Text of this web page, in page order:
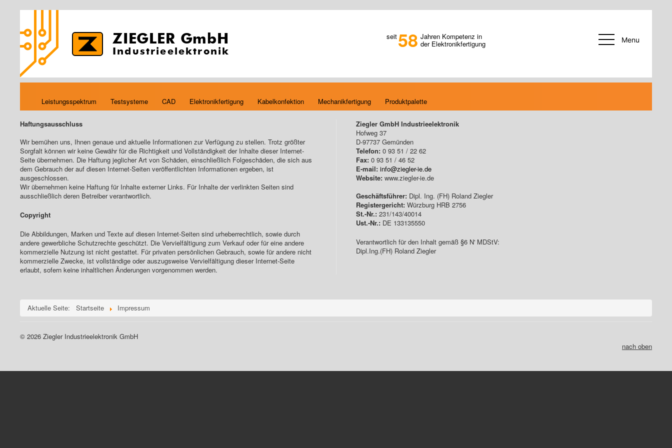
ZIEGLER GmbH
Industrieelektronik
seit58 Jahren Kompetenz in
der Elektronikfertigung Menu
Leistungsspektrum Testsysteme CAD Elektronikfertigung Kabelkonfektion Mechanikfertigung Produktpalette
Haftungsausschluss
Wir bemühen uns, Ihnen genaue und aktuelle Informationen zur Verfügung zu stellen. Trotz größter
Sorgfalt können wir keine Gewähr für die Richtigkeit und Vollständigkeit der Inhalte dieser Internet-
Seite übernehmen. Die Haftung jeglicher Art von Schäden, einschließlich Folgeschäden, die sich aus
dem Gebrauch der auf diesen Internet-Seiten veröffentlichten Informationen ergeben, ist
ausgeschlossen.
Wir übernehmen keine Haftung für Inhalte externer Links. Für Inhalte der verlinkten Seiten sind
ausschließlich deren Betreiber verantwortlich.
Copyright
Die Abbildungen, Marken und Texte auf diesen Internet-Seiten sind urheberrechtlich, sowie durch
andere gewerbliche Schutzrechte geschützt. Die Vervielfältigung zum Verkauf oder für eine andere
kommerzielle Nutzung ist nicht gestattet. Für privaten persönlichen Gebrauch, sowie für andere nicht
kommerzielle Zwecke, ist vollständige oder auszugsweise Vervielfältigung dieser Internet-Seite
erlaubt, sofern keine inhaltlichen Änderungen vorgenommen werden.
Ziegler GmbH Industrieelektronik
Hofweg 37
D-97737 Gemünden
Telefon: 0 93 51 / 22 62
Fax: 0 93 51 / 46 52
E-mail: info@ziegler-ie.de
Website: www.ziegler-ie.de
Geschäftsführer: Dipl. Ing. (FH) Roland Ziegler
Registergericht: Würzburg HRB 2756
St.-Nr.: 231/143/40014
Ust.-Nr.: DE 133135550
Verantwortlich für den Inhalt gemäß §6 N' MDStV:
Dipl.Ing.(FH) Roland Ziegler
Aktuelle Seite: Startseite Impressum
nach oben
© 2026 Ziegler Industrieelektronik GmbH